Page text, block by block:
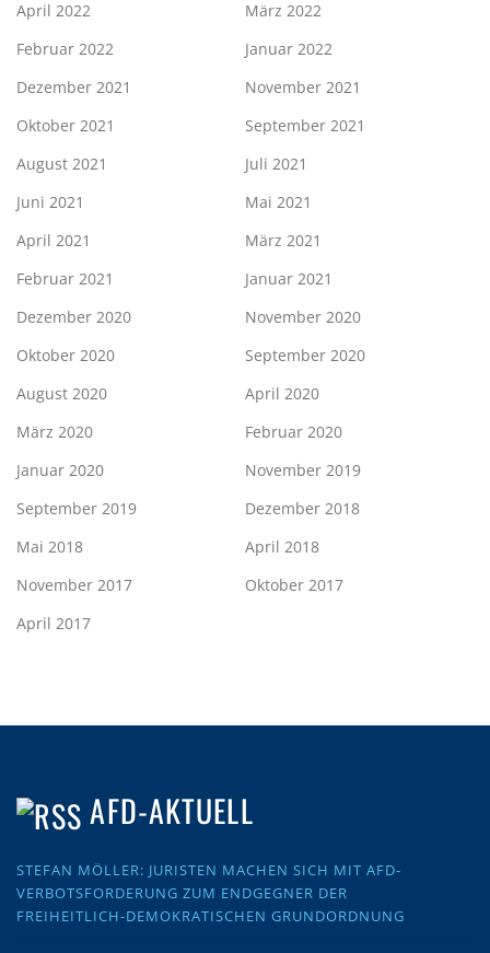
April 2022
März 2022
Februar 2022
Januar 2022
Dezember 2021
November 2021
Oktober 2021
September 2021
August 2021
Juli 2021
Juni 2021
Mai 2021
April 2021
März 2021
Februar 2021
Januar 2021
Dezember 2020
November 2020
Oktober 2020
September 2020
August 2020
April 2020
März 2020
Februar 2020
Januar 2020
November 2019
September 2019
Dezember 2018
Mai 2018
April 2018
November 2017
Oktober 2017
April 2017
AFD-AKTUELL
STEFAN MÖLLER: JURISTEN MACHEN SICH MIT AFD-
VERBOTSFORDERUNG ZUM ENDGEGNER DER
FREIHEITLICH-DEMOKRATISCHEN GRUNDORDNUNG